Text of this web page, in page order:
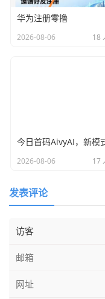
华为注册零撸
2026-08-06 18
2026-08-06 17
发表评论